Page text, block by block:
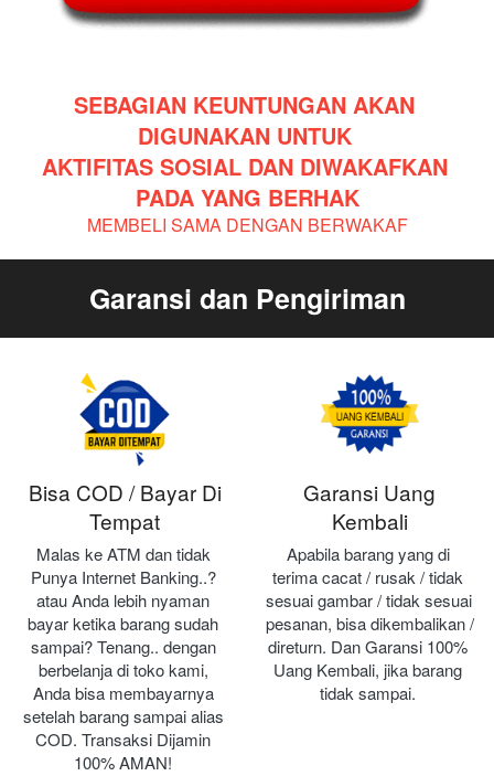
SEBAGIAN KEUNTUNGAN AKAN
DIGUNAKAN UNTUK
AKTIFITAS SOSIAL DAN DIWAKAFKAN
PADA YANG BERHAK
MEMBELI SAMA DENGAN BERWAKAF
Garansi dan Pengiriman
Bisa COD / Bayar Di
Tempat
Malas ke ATM dan tidak
Punya Internet Banking..?
atau Anda lebih nyaman
bayar ketika barang sudah
sampai? Tenang.. dengan
berbelanja di toko kami,
Anda bisa membayarnya
setelah barang sampai alias
COD. Transaksi Dijamin
100% AMAN!
Garansi Uang
Kembali
Apabila barang yang di
terima cacat / rusak / tidak
sesuai gambar / tidak sesuai
pesanan, bisa dikembalikan /
direturn. Dan Garansi 100%
Uang Kembali, jika barang
tidak sampai.